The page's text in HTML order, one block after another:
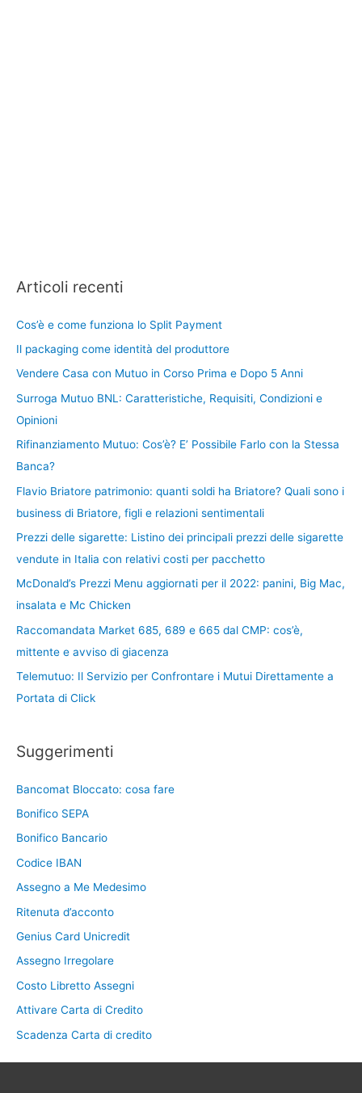
Articoli recenti
Cos’è e come funziona lo Split Payment
Il packaging come identità del produttore
Vendere Casa con Mutuo in Corso Prima e Dopo 5 Anni
Surroga Mutuo BNL: Caratteristiche, Requisiti, Condizioni e
Opinioni
Rifinanziamento Mutuo: Cos’è? E’ Possibile Farlo con la Stessa
Banca?
Flavio Briatore patrimonio: quanti soldi ha Briatore? Quali sono i
business di Briatore, figli e relazioni sentimentali
Prezzi delle sigarette: Listino dei principali prezzi delle sigarette
vendute in Italia con relativi costi per pacchetto
McDonald’s Prezzi Menu aggiornati per il 2022: panini, Big Mac,
insalata e Mc Chicken
Raccomandata Market 685, 689 e 665 dal CMP: cos’è,
mittente e avviso di giacenza
Telemutuo: Il Servizio per Confrontare i Mutui Direttamente a
Portata di Click
Suggerimenti
Bancomat Bloccato: cosa fare
Bonifico SEPA
Bonifico Bancario
Codice IBAN
Assegno a Me Medesimo
Ritenuta d’acconto
Genius Card Unicredit
Assegno Irregolare
Costo Libretto Assegni
Attivare Carta di Credito
Scadenza Carta di credito